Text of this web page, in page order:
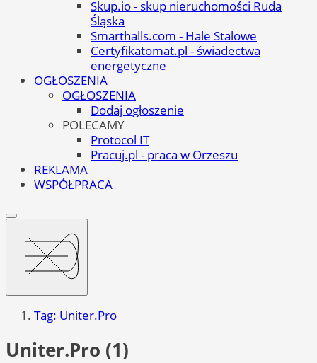
Skup.io - skup nieruchomości Ruda
Śląska
Smarthalls.com - Hale Stalowe
Certyfikatomat.pl - świadectwa
energetyczne
OGŁOSZENIA
OGŁOSZENIA
Dodaj ogłoszenie
POLECAMY
Protocol IT
Pracuj.pl - praca w Orzeszu
REKLAMA
WSPÓŁPRACA
Tag: Uniter.Pro
Uniter.Pro (1)